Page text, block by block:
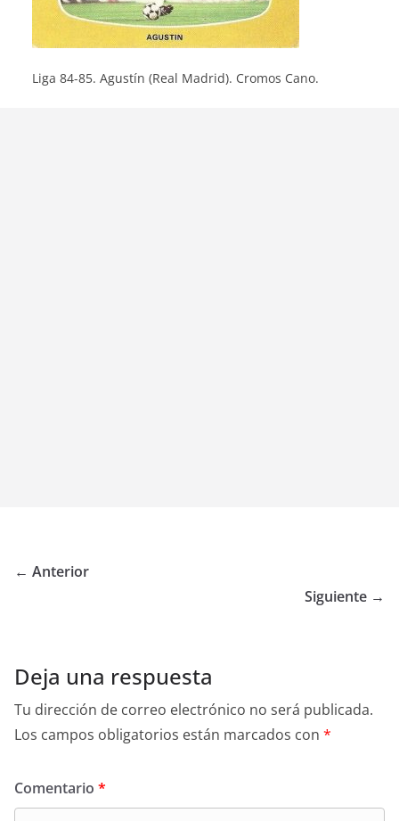
Liga 84-85. Agustín (Real Madrid). Cromos Cano.
← Anterior
Siguiente →
Deja una respuesta
Tu dirección de correo electrónico no será publicada.
Los campos obligatorios están marcados con *
Comentario *